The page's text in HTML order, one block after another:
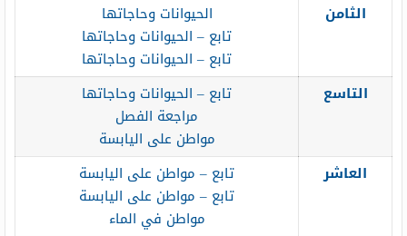
الثامن
الحيوانات وحاجاتها
تابع – الحيوانات وحاجاتها
تابع – الحيوانات وحاجاتها
التاسع
تابع – الحيوانات وحاجاتها
مراجعة الفصل
مواطن على اليابسة
العاشر
تابع – مواطن على اليابسة
تابع – مواطن على اليابسة
مواطن في الماء